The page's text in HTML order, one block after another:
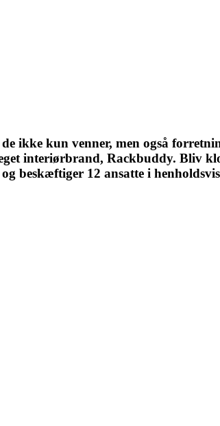
ikke kun venner, men også
interiørbrand, Rackbuddy. Bliv
beskæftiger 12 ansatte i